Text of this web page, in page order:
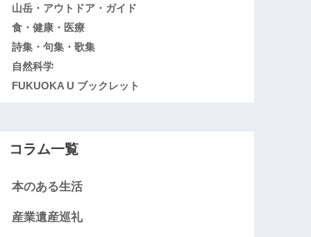
山岳・アウトドア・ガイド
食・健康・医療
詩集・句集・歌集
自然科学
FUKUOKA U ブックレット
コラム一覧
本のある生活
産業遺産巡礼